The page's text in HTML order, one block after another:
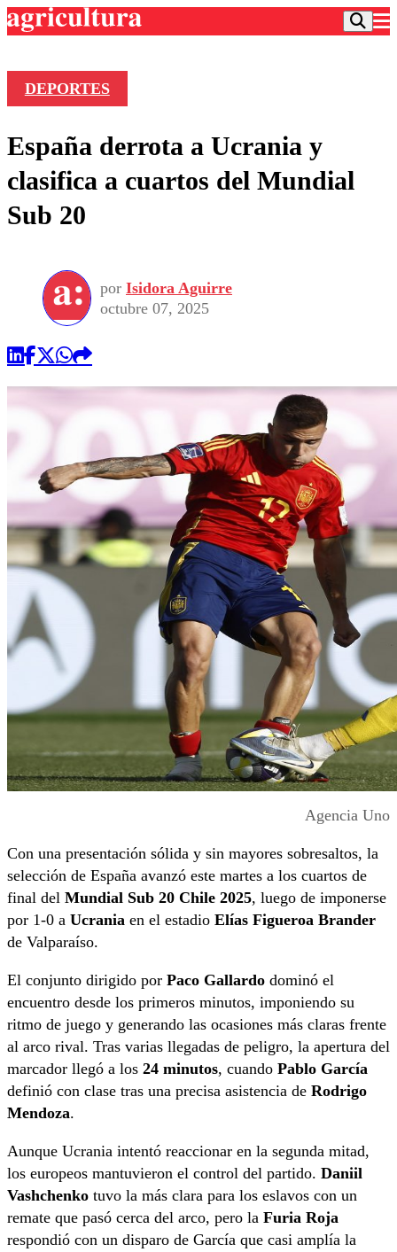
Frecuencias
Agricultura TV
Deportes
Seleccion Chilena
Torneo Internacional
Universidad de Chile
Economía
Internacional
Sustentabilidad
Publicaciones en medios
Opinión
DEPORTES
España derrota a Ucrania y
clasifica a cuartos del Mundial
Sub 20
por Isidora Aguirre
octubre 07, 2025
Agencia Uno
Con una presentación sólida y sin mayores sobresaltos, la
selección de España avanzó este martes a los cuartos de
final del Mundial Sub 20 Chile 2025, luego de imponerse
por 1-0 a Ucrania en el estadio Elías Figueroa Brander
de Valparaíso.
El conjunto dirigido por Paco Gallardo dominó el
encuentro desde los primeros minutos, imponiendo su
ritmo de juego y generando las ocasiones más claras frente
al arco rival. Tras varias llegadas de peligro, la apertura del
marcador llegó a los 24 minutos, cuando Pablo García
definió con clase tras una precisa asistencia de Rodrigo
Mendoza.
Aunque Ucrania intentó reaccionar en la segunda mitad,
los europeos mantuvieron el control del partido. Daniil
Vashchenko tuvo la más clara para los eslavos con un
remate que pasó cerca del arco, pero la Furia Roja
respondió con un disparo de García que casi amplía la